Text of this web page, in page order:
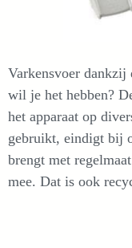
Varkensvoer dankzij
wil je het hebben?
het apparaat op
gebruikt, eindigt bij
brengt met
mee. Dat is ook